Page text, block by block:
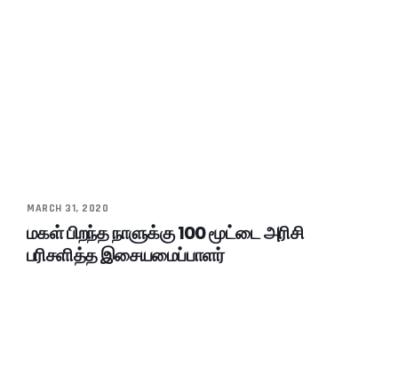
MARCH 31, 2020
மகள் பிறந்த நாளுக்கு 100 மூட்டை அரிசி
பரிசளித்த இசையமைப்பாளர்